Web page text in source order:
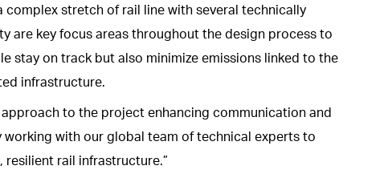
complex stretch of rail line with several technically
are key focus areas throughout the design process to
stay on track but also minimize emissions linked to the
infrastructure.
to the project enhancing communication and
with our global team of technical experts to
rail infrastructure.”